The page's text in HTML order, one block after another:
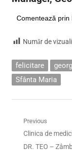
Comentează prin
Număr de
felicitare
Sfânta Maria
Navigare
Previous
Previous
post:
Clinica de
DR. TEO –